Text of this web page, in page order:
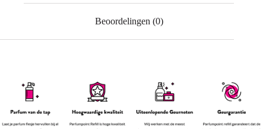
Beoordelingen (0)